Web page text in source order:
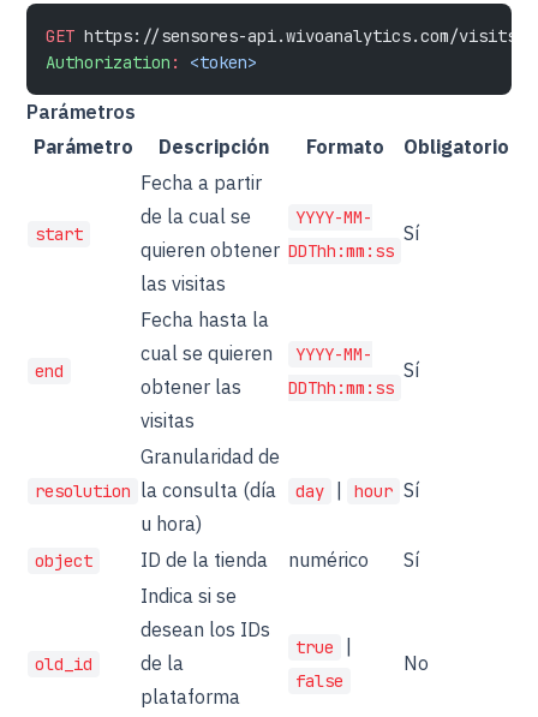
GET https://sensores-api.wivoanalytics.com/
Authorization : <token>
Parámetros
Parámetro
Descripción Formato Obligatorio
start
Fecha a partir
de la cual se
quieren obtener
las visitas
YYYY-MM-
DDThh:mm:ss
Sí
end
Fecha hasta la
cual se quieren
obtener las
visitas
YYYY-MM-
DDThh:mm:ss
Sí
resolution
Granularidad de
la consulta (día
u hora)
day hour Sí
object ID de la tienda numérico Sí
old_id
Indica si se
desean los IDs
de la
plataforma
true
false
No